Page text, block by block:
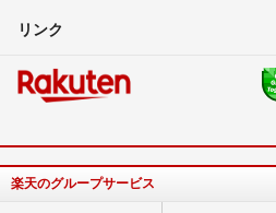
リンク
楽天のグループサービス